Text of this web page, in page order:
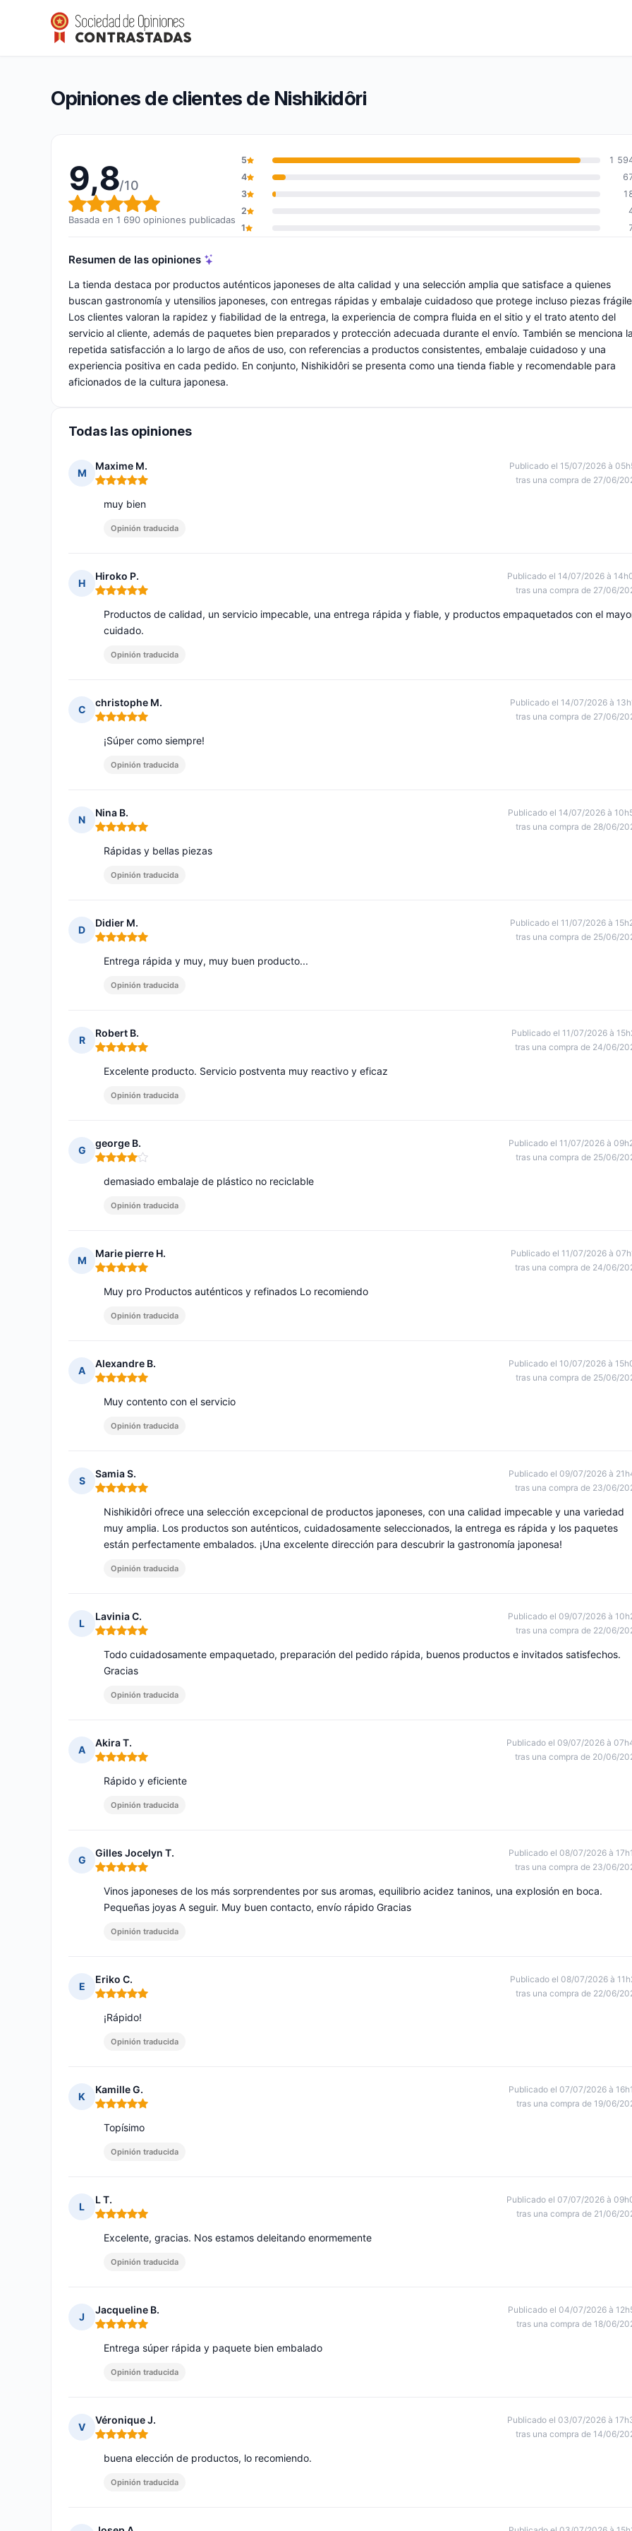
Nishikidôri
Calificación global: 9,8 de 10
9,8/10(1 690 opiniones)
Opiniones de clientes de Nishikidôri
9,8/10
Calificación global: 9,8 de 10
Basada en 1 690 opiniones publicadas
5
1
4
3
2
1
Resumen de las opiniones
La tienda destaca por productos auténticos japoneses de alta calidad y una selección amplia que satisface a quienes
buscan gastronomía y utensilios japoneses, con entregas rápidas y embalaje cuidadoso que protege incluso piezas
Los clientes valoran la rapidez y fiabilidad de la entrega, la experiencia de compra fluida en el sitio y el trato atento del
servicio al cliente, además de paquetes bien preparados y protección adecuada durante el envío. También se menciona la
repetida satisfacción a lo largo de años de uso, con referencias a productos consistentes, embalaje cuidadoso y una
experiencia positiva en cada pedido. En conjunto, Nishikidôri se presenta como una tienda fiable y recomendable para
aficionados de la cultura japonesa.
Todas las opiniones
M
Maxime M.
Nota: 5 de 5
Publicado el 15/07/2026 à
tras una compra de 27/06/
muy bien
Opinión traducida
H
Hiroko P.
Nota: 5 de 5
Publicado el 14/07/2026 à
tras una compra de 27/06/
Productos de calidad, un servicio impecable, una entrega rápida y fiable, y productos empaquetados con el
cuidado.
Opinión traducida
C
christophe M.
Nota: 5 de 5
Publicado el 14/07/2026 à
tras una compra de 27/06/
¡Súper como siempre!
Opinión traducida
N
Nina B.
Nota: 5 de 5
Publicado el 14/07/2026 à
tras una compra de 28/06/
Rápidas y bellas piezas
Opinión traducida
D
Didier M.
Nota: 5 de 5
Publicado el 11/07/2026 à
tras una compra de 25/06/
Entrega rápida y muy, muy buen producto...
Opinión traducida
R
Robert B.
Nota: 5 de 5
Publicado el 11/07/2026 à
tras una compra de 24/06/
Excelente producto. Servicio postventa muy reactivo y eficaz
Opinión traducida
G
george B.
Nota: 4 de 5
Publicado el 11/07/2026 à
tras una compra de 25/06/
demasiado embalaje de plástico no reciclable
Opinión traducida
M
Marie pierre H.
Nota: 5 de 5
Publicado el 11/07/2026 à
tras una compra de 24/06/
Muy pro Productos auténticos y refinados Lo recomiendo
Opinión traducida
A
Alexandre B.
Nota: 5 de 5
Publicado el 10/07/2026 à
tras una compra de 25/06/
Muy contento con el servicio
Opinión traducida
S
Samia S.
Nota: 5 de 5
Publicado el 09/07/2026 à
tras una compra de 23/06/
Nishikidôri ofrece una selección excepcional de productos japoneses, con una calidad impecable y una variedad
muy amplia. Los productos son auténticos, cuidadosamente seleccionados, la entrega es rápida y los paquetes
están perfectamente embalados. ¡Una excelente dirección para descubrir la gastronomía japonesa!
Opinión traducida
L
Lavinia C.
Nota: 5 de 5
Publicado el 09/07/2026 à
tras una compra de 22/06/
Todo cuidadosamente empaquetado, preparación del pedido rápida, buenos productos e invitados satisfechos.
Gracias
Opinión traducida
A
Akira T.
Nota: 5 de 5
Publicado el 09/07/2026 à
tras una compra de 20/06/
Rápido y eficiente
Opinión traducida
G
Gilles Jocelyn T.
Nota: 5 de 5
Publicado el 08/07/2026 à
tras una compra de 23/06/
Vinos japoneses de los más sorprendentes por sus aromas, equilibrio acidez taninos, una explosión en boca.
Pequeñas joyas A seguir. Muy buen contacto, envío rápido Gracias
Opinión traducida
E
Eriko C.
Nota: 5 de 5
Publicado el 08/07/2026 à
tras una compra de 22/06/
¡Rápido!
Opinión traducida
K
Kamille G.
Nota: 5 de 5
Publicado el 07/07/2026 à
tras una compra de 19/06/
Topísimo
Opinión traducida
L
L T.
Nota: 5 de 5
Publicado el 07/07/2026 à
tras una compra de 21/06/
Excelente, gracias. Nos estamos deleitando enormemente
Opinión traducida
J
Jacqueline B.
Nota: 5 de 5
Publicado el 04/07/2026 à
tras una compra de 18/06/
Entrega súper rápida y paquete bien embalado
Opinión traducida
V
Véronique J.
Nota: 5 de 5
Publicado el 03/07/2026 à
tras una compra de 14/06/
buena elección de productos, lo recomiendo.
Opinión traducida